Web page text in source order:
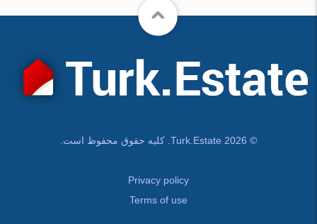
© Turk.Estate 2026. کلیه حقوق محفوظ است.
Privacy policy
Terms of use